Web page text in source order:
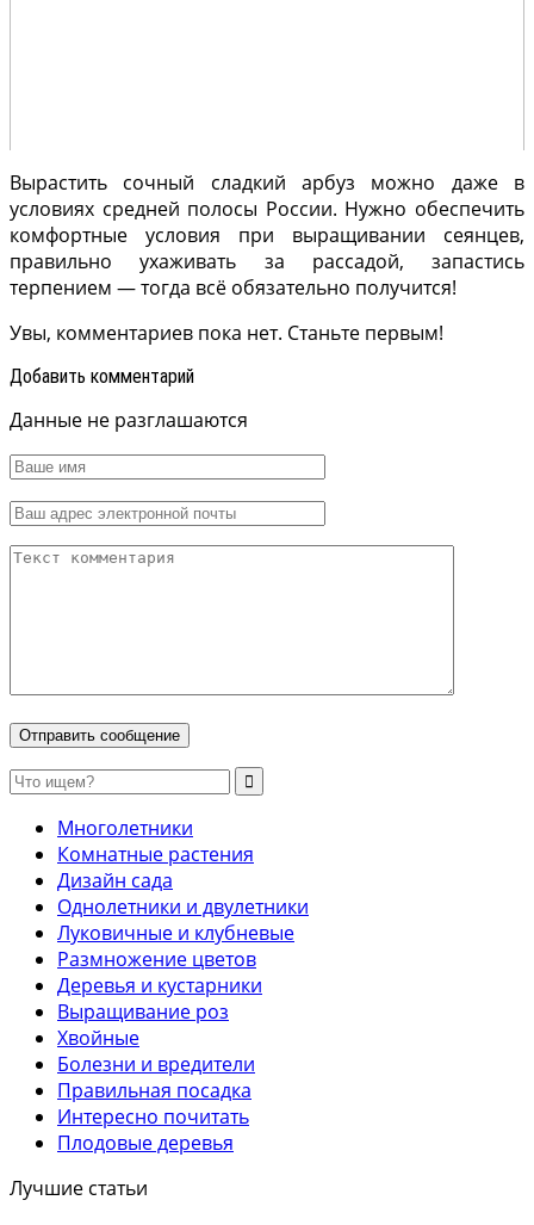
Вырастить сочный сладкий арбуз можно даже в
условиях средней полосы России. Нужно обеспечить
комфортные условия при выращивании сеянцев,
правильно ухаживать за рассадой, запастись
терпением — тогда всё обязательно получится!
Увы, комментариев пока нет. Станьте первым!
Добавить комментарий
Данные не разглашаются
Многолетники
Комнатные растения
Дизайн сада
Однолетники и двулетники
Луковичные и клубневые
Размножение цветов
Деревья и кустарники
Выращивание роз
Хвойные
Болезни и вредители
Правильная посадка
Интересно почитать
Плодовые деревья
Лучшие статьи